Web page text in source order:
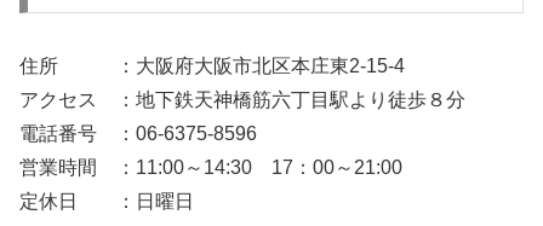
住所 ：大阪府大阪市北区本庄東2-15-4
アクセス ：地下鉄天神橋筋六丁目駅より徒歩８分
電話番号 ：06-6375-8596
営業時間 ：11:00～14:30 17：00～21:00
定休日 ：日曜日